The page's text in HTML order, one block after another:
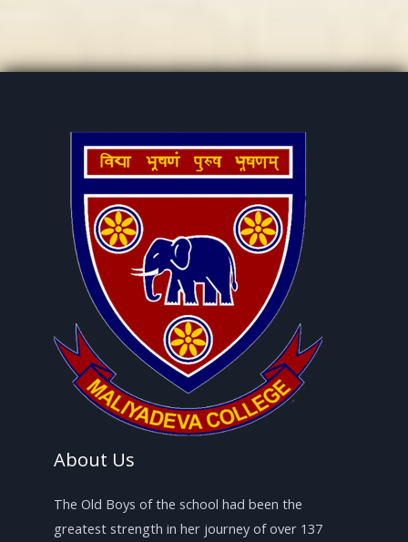
About Us
The Old Boys of the school had been the
greatest strength in her journey of over 137